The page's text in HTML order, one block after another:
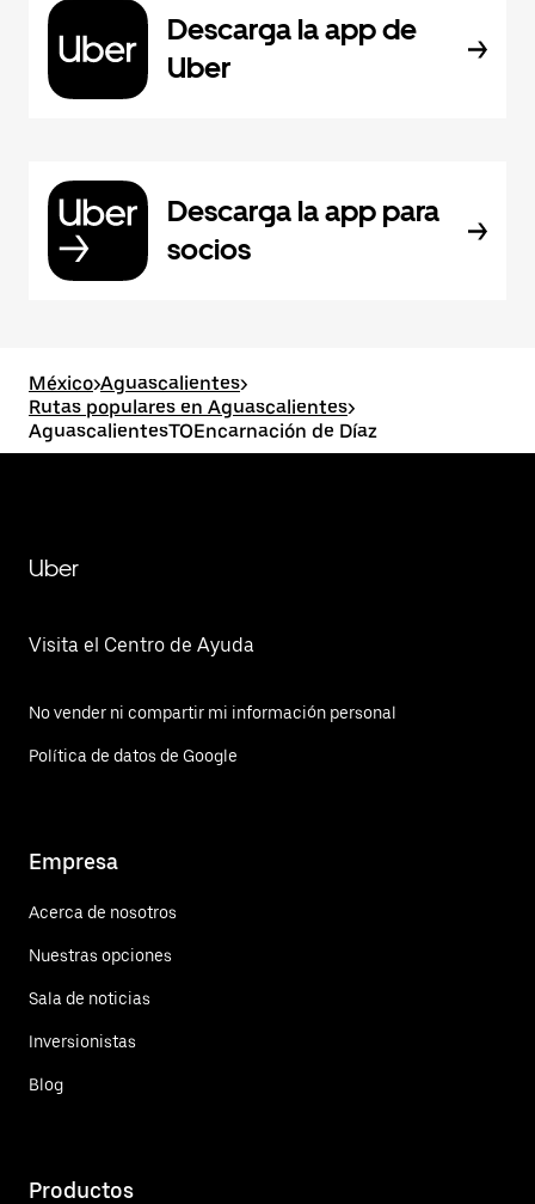
Descarga la app de
Uber
Descarga la app para
socios
México>Aguascalientes>
Rutas populares en Aguascalientes>
AguascalientesTOEncarnación de Díaz
Uber
Visita el Centro de Ayuda
No vender ni compartir mi información personal
Política de datos de Google
Empresa
Acerca de nosotros
Nuestras opciones
Sala de noticias
Inversionistas
Blog
Productos